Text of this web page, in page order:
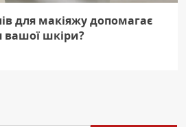
для макіяжу допомагає
вашої шкіри?